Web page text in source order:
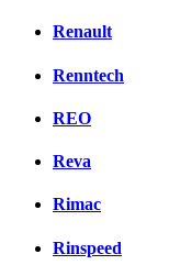
Renault
Renntech
REO
Reva
Rimac
Rinspeed